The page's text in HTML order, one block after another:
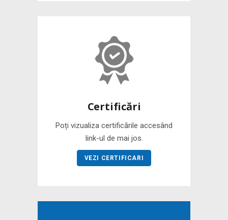
Certificări
Poți vizualiza certificările accesând
link-ul de mai jos.
VEZI CERTIFICARI